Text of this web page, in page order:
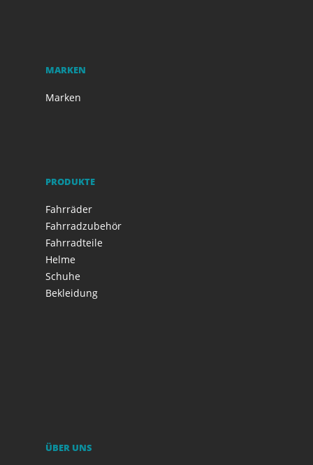
MARKEN
Marken
PRODUKTE
Fahrräder
Fahrradzubehör
Fahrradteile
Helme
Schuhe
Bekleidung
ÜBER UNS